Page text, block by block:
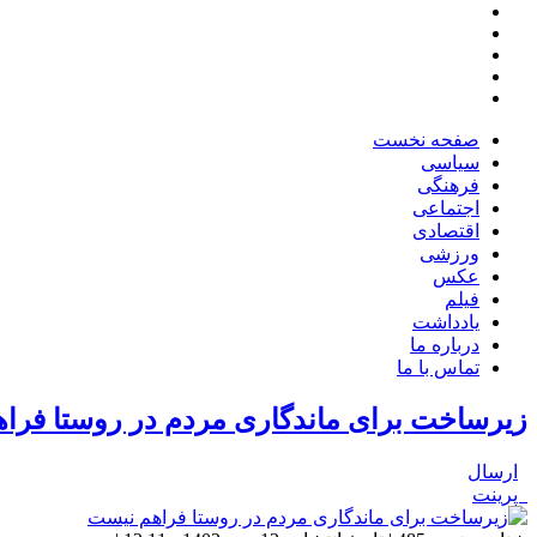
صفحه نخست
سیاسی
فرهنگی
اجتماعی
اقتصادی
ورزشی
عکس
فیلم
یادداشت
درباره ما
تماس با ما
زیرساخت برای ماندگاری مردم در روستا
ارسال
پرینت